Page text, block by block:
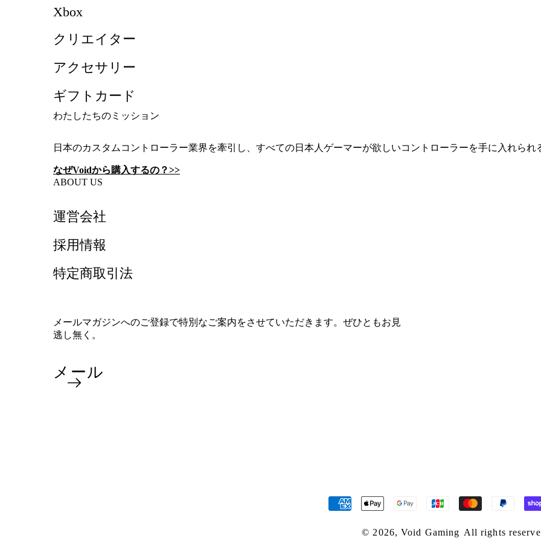
Xbox
クリエイター
アクセサリー
ギフトカード
わたしたちのミッション
日本のカスタムコントローラー業界を牽引し、すべての日本人ゲーマーが欲しいコントローラーを手に入れられ
なぜVoidから購入するの？>>
ABOUT US
運営会社
採用情報
特定商取引法
メールマガジンへのご登録で特別なご案内をさせていただきます。ぜひともお見
逃し無く。
メール
済
© 2026,Void Gaming All rights